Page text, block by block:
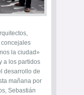
la ciudad»
a los partidos
desarrollo de
mañana por
Sebastián